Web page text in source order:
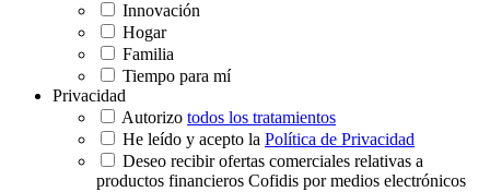
Innovación
Hogar
Familia
Tiempo para mí
Privacidad
Autorizo todos los tratamientos
He leído y acepto la Política de Privacidad
Deseo recibir ofertas comerciales relativas a
productos financieros Cofidis por medios electrónicos